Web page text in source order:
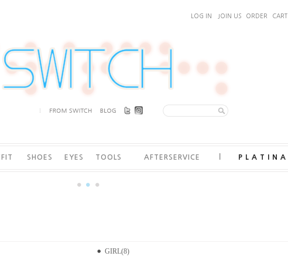
LOG IN JOIN US ORDER CART
SHOES EYES TOOLS AFTERSERVICE PLATINA
GIRL(8)